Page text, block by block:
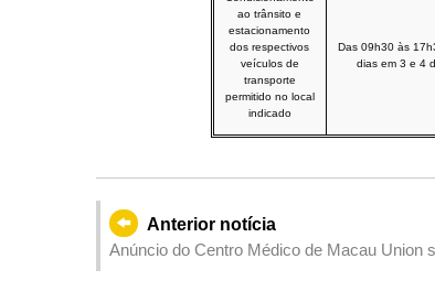
ao trânsito e
estacionamento
dos respectivos
veículos de
transporte
permitido no local
indicado
Das 09h30 às
dias em 3 e 4
Anterior notícia
Anúncio do Centro Médico de Macau Union